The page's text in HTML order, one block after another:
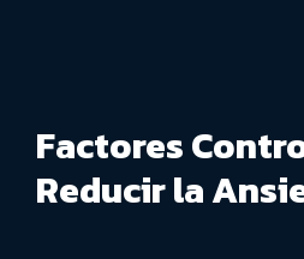
Factores
Reducir la